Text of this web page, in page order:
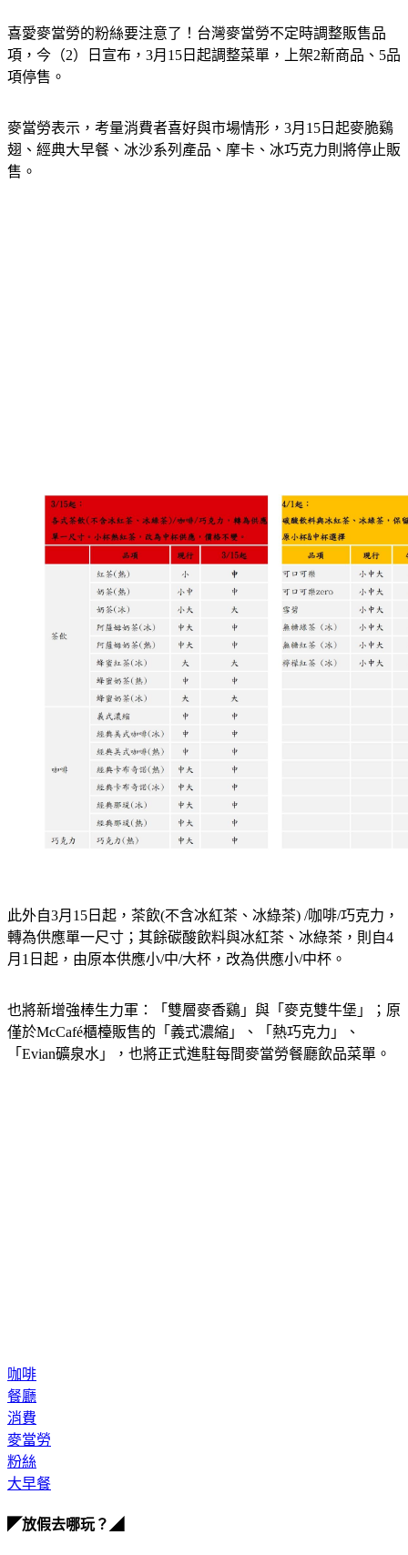
喜愛麥當勞的粉絲要注意了！台灣麥當勞不定時調整販售品
項，今（2）日宣布，3月15日起調整菜單，上架2新商品、5品
項停售。
麥當勞表示，考量消費者喜好與市場情形，3月15日起麥脆鷄
翅、經典大早餐、冰沙系列產品、摩卡、冰巧克力則將停止販
售。
此外自3月15日起，茶飲(不含冰紅茶、冰綠茶) /咖啡/巧克力，
轉為供應單一尺寸；其餘碳酸飲料與冰紅茶、冰綠茶，則自4
月1日起，由原本供應小/中/大杯，改為供應小/中杯。
也將新增強棒生力軍：「雙層麥香鷄」與「麥克雙牛堡」；原
僅於McCafé櫃檯販售的「義式濃縮」、「熱巧克力」、
「Evian礦泉水」，也將正式進駐每間麥當勞餐廳飲品菜單。
咖啡
餐廳
消費
麥當勞
粉絲
大早餐
◤放假去哪玩？◢